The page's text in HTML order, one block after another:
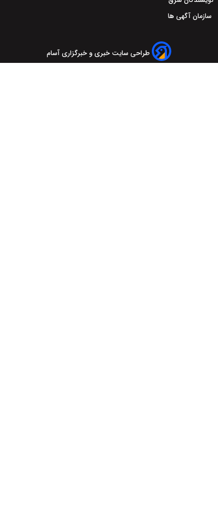
سایت خبری و خبرگزاری آسام